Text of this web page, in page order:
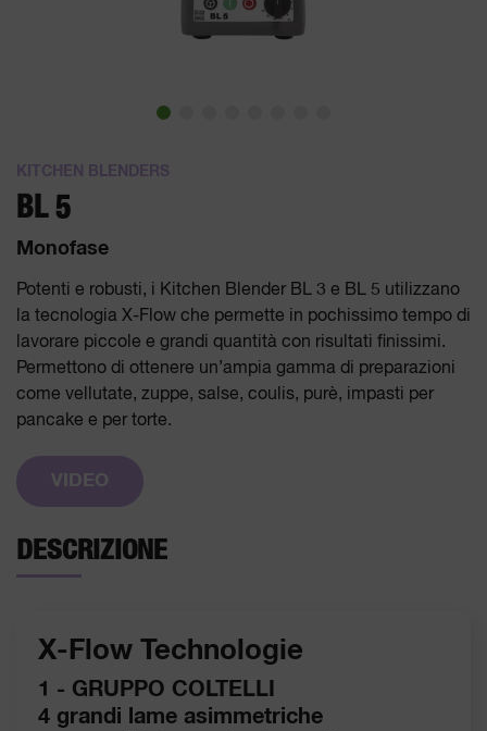
KITCHEN BLENDERS
BL 5
Monofase
Potenti e robusti, i Kitchen Blender BL 3 e BL 5 utilizzano
la tecnologia X-Flow che permette in pochissimo tempo di
lavorare piccole e grandi quantità con risultati finissimi.
Permettono di ottenere un’ampia gamma di preparazioni
come vellutate, zuppe, salse, coulis, purè, impasti per
pancake e per torte.
VIDEO
DESCRIZIONE
X-Flow Technologie
1 - GRUPPO COLTELLI
4 grandi lame asimmetriche